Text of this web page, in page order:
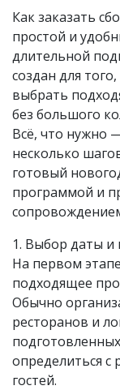
Как заказать
простой и
длительной
создан для
выбрать
без большого
Всё, что нужно
несколько
готовый
программой и
1. Выбор даты
На первом
подходящее
Обычно
ресторанов и
определиться
гостей.